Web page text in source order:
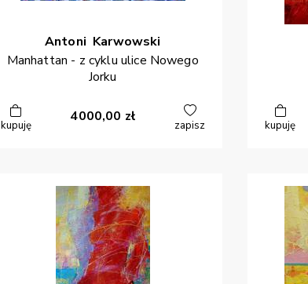
Antoni Karwowski
Manhattan - z cyklu ulice Nowego
Jorku
kupuję
4000,00 zł
zapisz kupuję